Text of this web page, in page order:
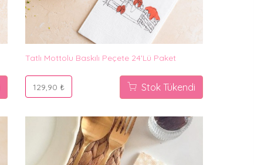
Tatlı Mottolu Baskılı Peçete 24'lü Paket
129,90 ₺ Stok Tükendi